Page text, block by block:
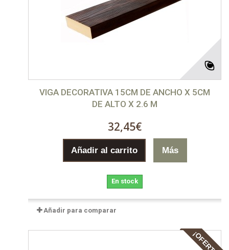
VIGA DECORATIVA 15CM DE ANCHO X 5CM
DE ALTO X 2.6 M
32,45€
Añadir al carrito Más
En stock
Añadir para comparar
¡OFERTA!